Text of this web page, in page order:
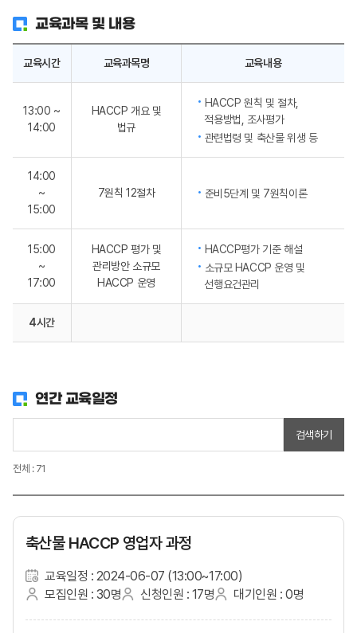
교육과목 및 내용
교육시간 교육과목명 교육내용
13:00 ~
14:00
HACCP 개요 및
법규
HACCP 원칙 및 절차,
적용방법, 조사평가
관련법령 및 축산물 위생 등
14:00
~
15:00
7원칙 12절차 준비5단계 및 7원칙이론
15:00
~
17:00
HACCP 평가 및
관리방안 소규모
HACCP 운영
HACCP평가 기준 해설
소규모 HACCP 운영 및
선행요건관리
4시간
연간 교육일정
전체 : 71
검색하기
축산물 HACCP 영업자 과정
교육일정 : 2024-06-07 (13:00~17:00)
모집인원 : 30명
신청인원 : 17명 대기인원 : 0명